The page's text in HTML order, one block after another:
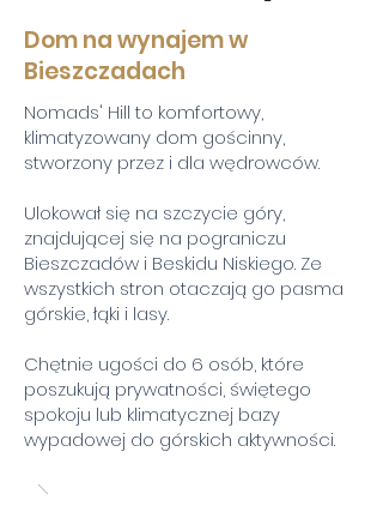
Dom na wynajem w
Bieszczadach
Nomads' Hill to komfortowy,
klimatyzowany dom gościnny,
stworzony przez i dla wędrowców.
Ulokował się na szczycie góry,
znajdującej się na pograniczu
Bieszczadów i Beskidu Niskiego. Ze
wszystkich stron otaczają go pasma
górskie, łąki i lasy.
Chętnie ugości do 6 osób, które
poszukują prywatności, świętego
spokoju lub klimatycznej bazy
wypadowej do górskich aktywności.